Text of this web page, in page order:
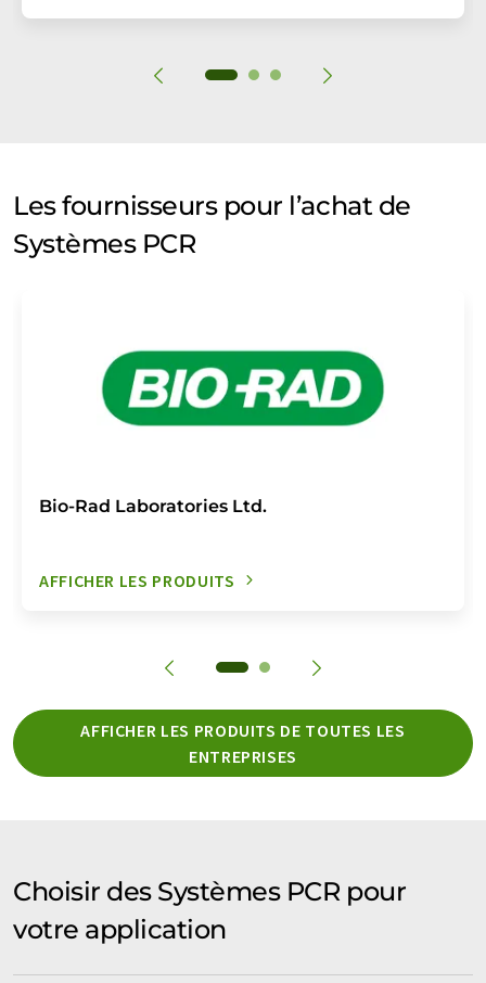
Les fournisseurs pour l’achat de
Systèmes PCR
Bio-Rad Laboratories Ltd.
AFFICHER LES PRODUITS
AFFICHER LES PRODUITS DE TOUTES LES
ENTREPRISES
Choisir des Systèmes PCR pour
votre application